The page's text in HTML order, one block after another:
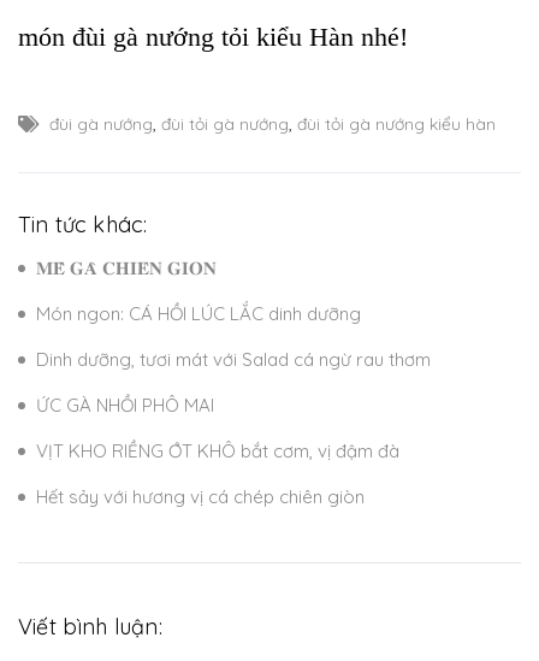
món đùi gà nướng tỏi kiểu Hàn nhé!
đùi gà nướng, đùi tỏi gà nướng, đùi tỏi gà nướng kiểu hàn
Tin tức khác:
𝐌𝐄̂̀ 𝐆𝐀̀ 𝐂𝐇𝐈𝐄̂𝐍 𝐆𝐈𝐎̀𝐍
Món ngon: CÁ HỒI LÚC LẮC dinh dưỡng
Dinh dưỡng, tươi mát với Salad cá ngừ rau thơm
ỨC GÀ NHỒI PHÔ MAI
VỊT KHO RIỀNG ỚT KHÔ bắt cơm, vị đậm đà
Hết sảy với hương vị cá chép chiên giòn
Viết bình luận: